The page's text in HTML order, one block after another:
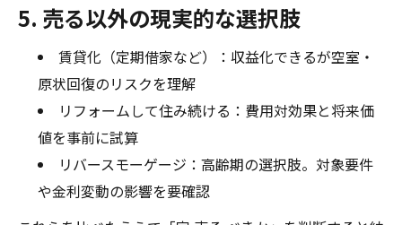
5. 売る以外の現実的な選択肢
賃貸化（定期借家など）：収益化できるが空室・
原状回復のリスクを理解
リフォームして住み続ける：費用対効果と将来価
値を事前に試算
リバースモーゲージ：高齢期の選択肢。対象要件
や金利変動の影響を要確認